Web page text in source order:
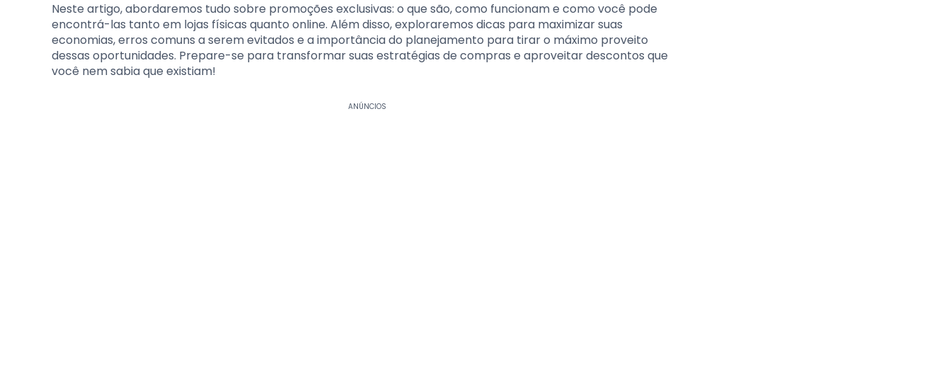
Neste artigo, abordaremos tudo sobre promoções exclusivas: o que são, como funcionam e como você pode
encontrá-las tanto em lojas físicas quanto online. Além disso, exploraremos dicas para maximizar suas
economias, erros comuns a serem evitados e a importância do planejamento para tirar o máximo proveito
dessas oportunidades. Prepare-se para transformar suas estratégias de compras e aproveitar descontos que
você nem sabia que existiam!
ANÚNCIOS